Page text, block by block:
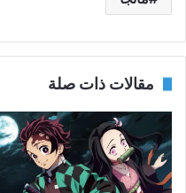
مقالات ذات صلة